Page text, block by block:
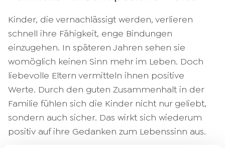
Kinder, die vernachlässigt werden, verlieren
schnell ihre Fähigkeit, enge Bindungen
einzugehen. In späteren Jahren sehen sie
womöglich keinen Sinn mehr im Leben. Doch
liebevolle Eltern vermitteln ihnen positive
Werte. Durch den guten Zusammenhalt in der
Familie fühlen sich die Kinder nicht nur geliebt,
sondern auch sicher. Das wirkt sich wiederum
positiv auf ihre Gedanken zum Lebenssinn aus.